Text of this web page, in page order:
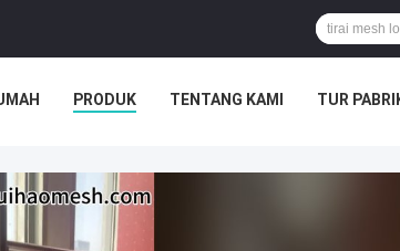
PRODUK TENTANG KAMI TUR